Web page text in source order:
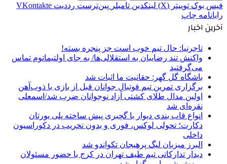
فیس بوک توییتر (X) لینکدین ‫تامبلر ‫پین‌ترست ‫رددیت ‫VKontakte
رایانامه چاپ
آخرین اخبار
تاجرنیا: حال تیم خوب است جز پنجره بسته!
واکنش تند رضاییان به استقلالی‌ها/ به جای اولتیماتوم تماس
می‌گرفتید
باشگاه گل گهر: حقانیت ما اثبات شد
برگزاری تمرین تیم فوتبال جوانان قبل از بازی با ذوب‌آهن
اولین مدال طلای کشتی آزاد نوجوانان ضرب شد/اسمعلی
نقره‌ای شد
انواع قاب بندی دیوار با گچبری پیش ساخته پلی یورتان
دکارت؛ تحولی لوکس، فوری و بدون تخریب در دکوراسیون
داخلی
البرز میزبان لیگ پرهیجان تکواندو شد
دیدار تدارکاتی تیم طیف تهران در کرج با حضور مسئولان